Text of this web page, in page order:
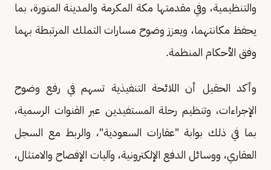
والتنظيمية، وفي مقدمتها مكة المكرمة والمدينة المنورة، بما
يحفظ مكانتهما، ويعزز وضوح مسارات التملك المرتبطة بهما
وفق الأحكام المنظمة.
وأكد الحقيل أن اللائحة التنفيذية تسهم في رفع وضوح
الإجراءات، وتنظيم رحلة المستفيدين عبر القنوات الرسمية،
بما في ذلك بوابة "عقارات السعودية"، والربط مع السجل
العقاري، ووسائل الدفع الإلكترونية، وآليات الإفصاح والامتثال،